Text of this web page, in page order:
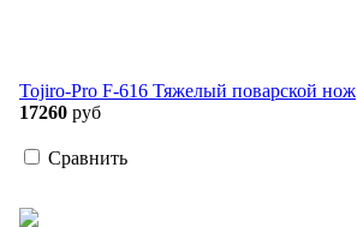
Tojiro-Pro F-616 Тяжелый поварской нож
17260 руб
Сравнить